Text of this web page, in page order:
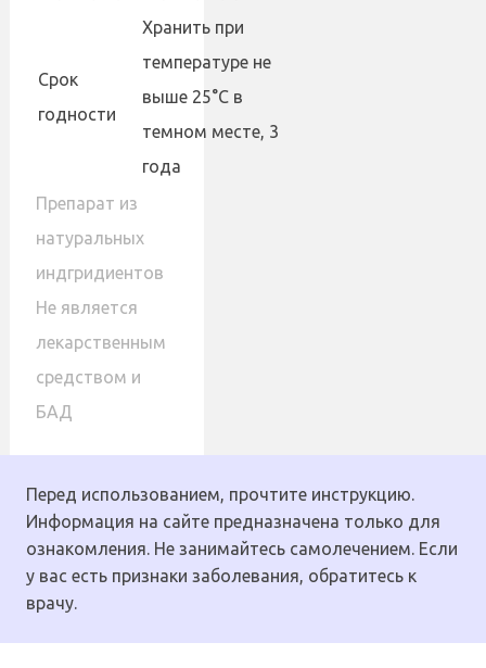
Cрок
годности
Хранить при
температуре не
выше 25°С в
темном месте, 3
года
Препарат из
натуральных
индгридиентов
Не является
лекарственным
средством и
БАД
Перед использованием, прочтите инструкцию.
Информация на сайте предназначена только для
ознакомления. Не занимайтесь самолечением. Если
у вас есть признаки заболевания, обратитесь к
врачу.